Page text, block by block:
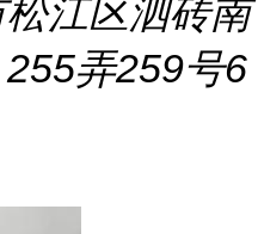
江区泗砖南
弄259号6